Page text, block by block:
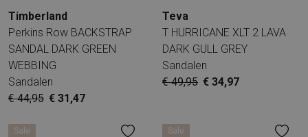
Timberland
Perkins Row BACKSTRAP
SANDAL DARK GREEN
WEBBING
Sandalen
€ 44,95 € 31,47
Teva
T HURRICANE XLT 2 LAVA
DARK GULL GREY
Sandalen
€ 49,95 € 34,97
Sale Sale